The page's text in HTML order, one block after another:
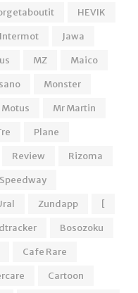
HEVIK
Intermot
Jawa
MZ
Maico
Monster
Motus
Mr Martin
Plane
Review
Rizoma
Speedway
Zundapp
[
Bosozoku
Cafe Rare
Cartoon